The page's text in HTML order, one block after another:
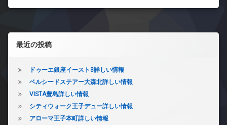
左サイドバー
最近の投稿
ドゥーエ銀座イースト3詳しい情報
ベルシードステアー大森北詳しい情報
VISTA豊島詳しい情報
シティウォーク王子デュー詳しい情報
アローマ王子本町詳しい情報